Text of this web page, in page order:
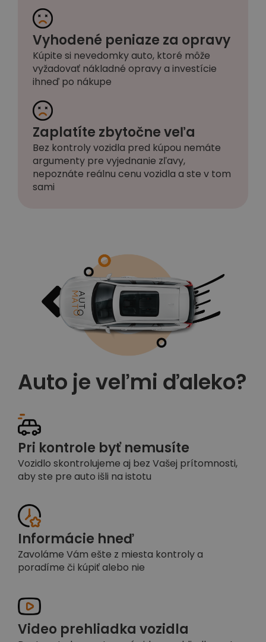
Vyhodené peniaze za opravy
Kúpite si nevedomky auto, ktoré môže
vyžadovať nákladné opravy a investície
ihneď po nákupe
Zaplatíte zbytočne veľa
Bez kontroly vozidla pred kúpou nemáte
argumenty pre vyjednanie zľavy,
nepoznáte reálnu cenu vozidla a ste v tom
sami
Auto je veľmi ďaleko?
Pri kontrole byť nemusíte
Vozidlo skontrolujeme aj bez Vašej prítomnosti,
aby ste pre auto išli na istotu
Informácie hneď
Zavoláme Vám ešte z miesta kontroly a
poradíme či kúpiť alebo nie
Video prehliadka vozidla